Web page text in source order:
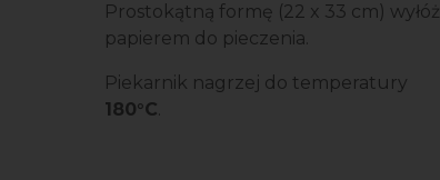
Prostokątną formę (22 x 33 cm) wyłóż
papierem do pieczenia.
Piekarnik nagrzej do temperatury
180°C.